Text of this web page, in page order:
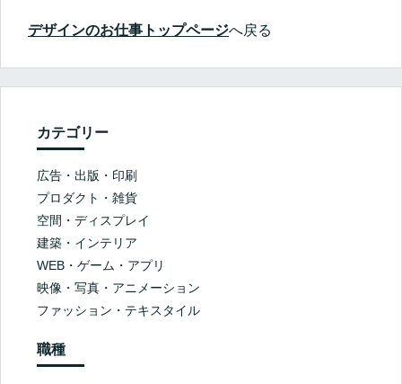
デザインのお仕事トップページへ戻る
カテゴリー
広告・出版・印刷
プロダクト・雑貨
空間・ディスプレイ
建築・インテリア
WEB・ゲーム・アプリ
映像・写真・アニメーション
ファッション・テキスタイル
職種